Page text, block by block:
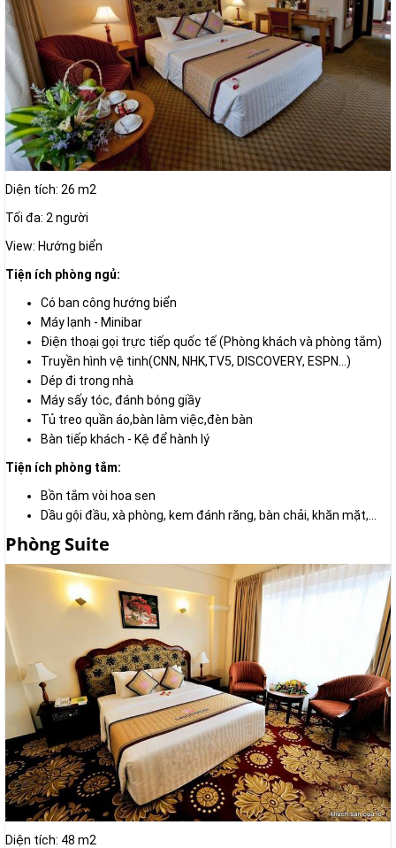
Diện tích: 26 m2
Tối đa: 2 người
View: Hướng biển
Tiện ích phòng ngủ:
Có ban công hướng biển
Máy lạnh - Minibar
Điện thoại gọi trực tiếp quốc tế (Phòng khách và phòng tắm)
Truyền hình vệ tinh(CNN, NHK,TV5, DISCOVERY, ESPN...)
Dép đi trong nhà
Máy sấy tóc, đánh bóng giầy
Tủ treo quần áo,bàn làm việc,đèn bàn
Bàn tiếp khách - Kệ để hành lý
Tiện ích phòng tắm:
Bồn tắm vòi hoa sen
Dầu gội đầu, xà phòng, kem đánh răng, bàn chải, khăn mặt,...
Phòng Suite
Diện tích: 48 m2